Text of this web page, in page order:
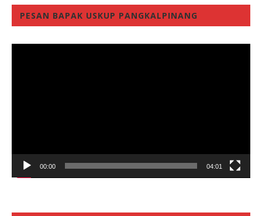
PESAN BAPAK USKUP PANGKALPINANG
00:00 04:01